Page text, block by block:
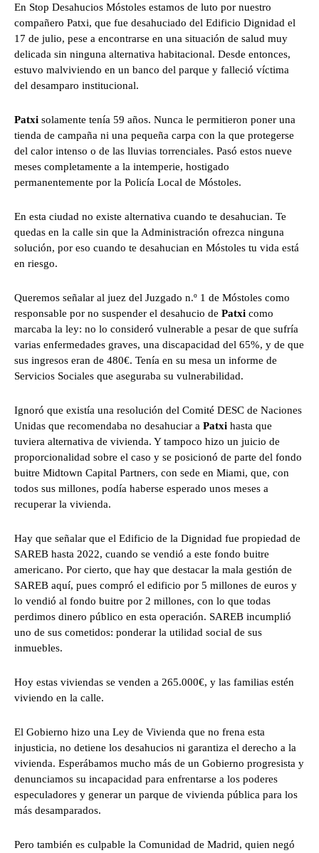
En Stop Desahucios Móstoles estamos de luto por nuestro
compañero Patxi, que fue desahuciado del Edificio Dignidad el
17 de julio, pese a encontrarse en una situación de salud muy
delicada sin ninguna alternativa habitacional. Desde entonces,
estuvo malviviendo en un banco del parque y falleció víctima
del desamparo institucional.
Patxi solamente tenía 59 años. Nunca le permitieron poner una
tienda de campaña ni una pequeña carpa con la que protegerse
del calor intenso o de las lluvias torrenciales. Pasó estos nueve
meses completamente a la intemperie, hostigado
permanentemente por la Policía Local de Móstoles.
En esta ciudad no existe alternativa cuando te desahucian. Te
quedas en la calle sin que la Administración ofrezca ninguna
solución, por eso cuando te desahucian en Móstoles tu vida está
en riesgo.
Queremos señalar al juez del Juzgado n.º 1 de Móstoles como
responsable por no suspender el desahucio de Patxi como
marcaba la ley: no lo consideró vulnerable a pesar de que sufría
varias enfermedades graves, una discapacidad del 65%, y de que
sus ingresos eran de 480€. Tenía en su mesa un informe de
Servicios Sociales que aseguraba su vulnerabilidad.
Ignoró que existía una resolución del Comité DESC de Naciones
Unidas que recomendaba no desahuciar a Patxi hasta que
tuviera alternativa de vivienda. Y tampoco hizo un juicio de
proporcionalidad sobre el caso y se posicionó de parte del fondo
buitre Midtown Capital Partners, con sede en Miami, que, con
todos sus millones, podía haberse esperado unos meses a
recuperar la vivienda.
Hay que señalar que el Edificio de la Dignidad fue propiedad de
SAREB hasta 2022, cuando se vendió a este fondo buitre
americano. Por cierto, que hay que destacar la mala gestión de
SAREB aquí, pues compró el edificio por 5 millones de euros y
lo vendió al fondo buitre por 2 millones, con lo que todas
perdimos dinero público en esta operación. SAREB incumplió
uno de sus cometidos: ponderar la utilidad social de sus
inmuebles.
Hoy estas viviendas se venden a 265.000€, y las familias estén
viviendo en la calle.
El Gobierno hizo una Ley de Vivienda que no frena esta
injusticia, no detiene los desahucios ni garantiza el derecho a la
vivienda. Esperábamos mucho más de un Gobierno progresista y
denunciamos su incapacidad para enfrentarse a los poderes
especuladores y generar un parque de vivienda pública para los
más desamparados.
Pero también es culpable la Comunidad de Madrid, quien negó